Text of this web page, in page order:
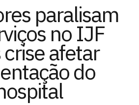
paralisam
no IJF
afetar
do